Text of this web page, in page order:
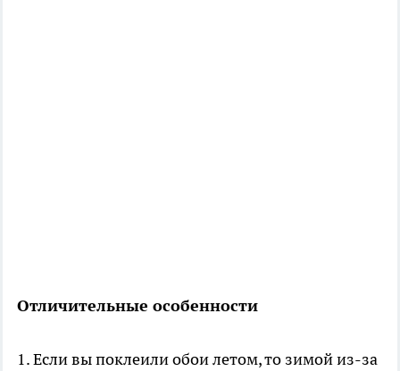
Отличительные особенности
1. Если вы поклеили обои летом, то зимой из-за